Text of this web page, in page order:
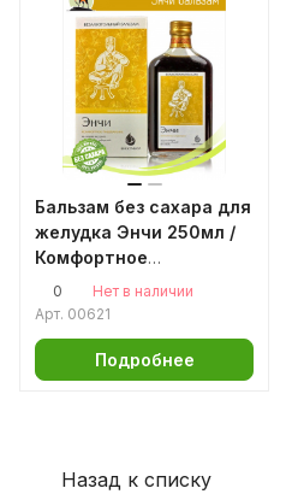
Бальзам без сахара для
желудка Энчи 250мл /
Комфортное
пищеварение / для
регулярного стула /
колит / запор / кожные
аллергические реакции
0
Нет в наличии
Арт. 00621
Подробнее
Назад к списку